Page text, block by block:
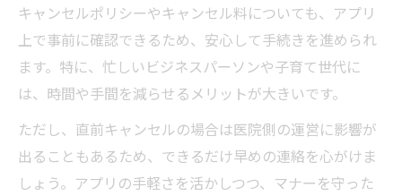
キャンセルポリシーやキャンセル料についても、アプリ
上で事前に確認できるため、安心して手続きを進められ
ます。特に、忙しいビジネスパーソンや子育て世代に
は、時間や手間を減らせるメリットが大きいです。
ただし、直前キャンセルの場合は医院側の運営に影響が
出ることもあるため、できるだけ早めの連絡を心がけま
しょう。アプリの手軽さを活かしつつ、マナーを守った